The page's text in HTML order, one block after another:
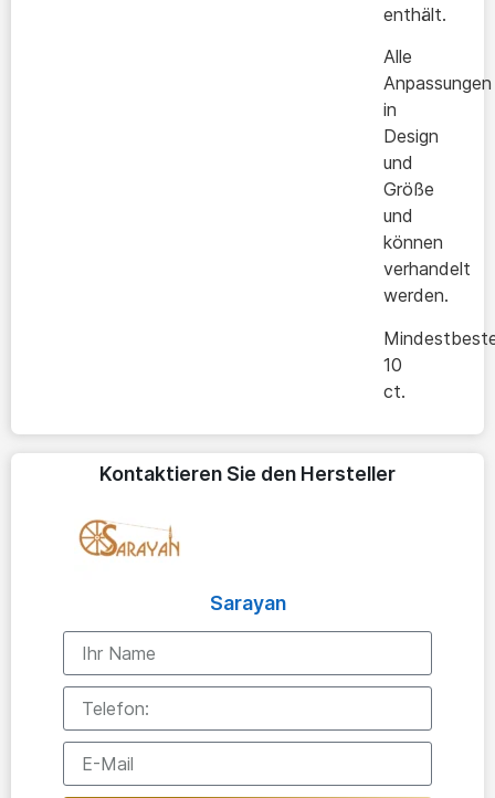
enthält.
Alle
Anpassungen
in
Design
und
Größe
und
können
verhandelt
werden.
10
ct.
Kontaktieren Sie den Hersteller
Sarayan